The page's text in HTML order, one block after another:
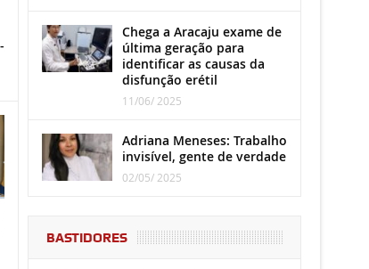
Chega a Aracaju exame de
última geração para
identificar as causas da
disfunção erétil
11/06/ 2025
Adriana Meneses: Trabalho
invisível, gente de verdade
02/05/ 2025
BASTIDORES